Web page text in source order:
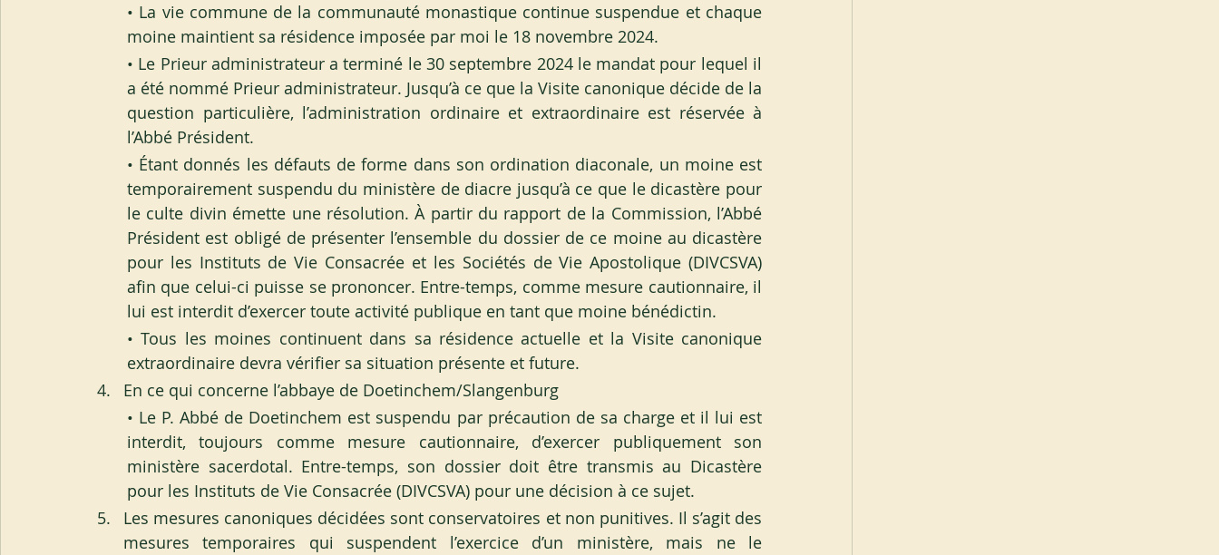
• La vie commune de la communauté monastique continue suspendue et chaque
moine maintient sa résidence imposée par moi le 18 novembre 2024.
• Le Prieur administrateur a terminé le 30 septembre 2024 le mandat pour lequel il
a été nommé Prieur administrateur. Jusqu’à ce que la Visite canonique décide de la
question particulière, l’administration ordinaire et extraordinaire est réservée à
l’Abbé Président.
• Étant donnés les défauts de forme dans son ordination diaconale, un moine est
temporairement suspendu du ministère de diacre jusqu’à ce que le dicastère pour
le culte divin émette une résolution. À partir du rapport de la Commission, l’Abbé
Président est obligé de présenter l’ensemble du dossier de ce moine au dicastère
pour les Instituts de Vie Consacrée et les Sociétés de Vie Apostolique (DIVCSVA)
afin que celui-ci puisse se prononcer. Entre-temps, comme mesure cautionnaire, il
lui est interdit d’exercer toute activité publique en tant que moine bénédictin.
• Tous les moines continuent dans sa résidence actuelle et la Visite canonique
extraordinaire devra vérifier sa situation présente et future.
En ce qui concerne l’abbaye de Doetinchem/Slangenburg
• Le P. Abbé de Doetinchem est suspendu par précaution de sa charge et il lui est
interdit, toujours comme mesure cautionnaire, d’exercer publiquement son
ministère sacerdotal. Entre-temps, son dossier doit être transmis au Dicastère
pour les Instituts de Vie Consacrée (DIVCSVA) pour une décision à ce sujet.
Les mesures canoniques décidées sont conservatoires et non punitives. Il s’agit des
mesures temporaires qui suspendent l’exercice d’un ministère, mais ne le